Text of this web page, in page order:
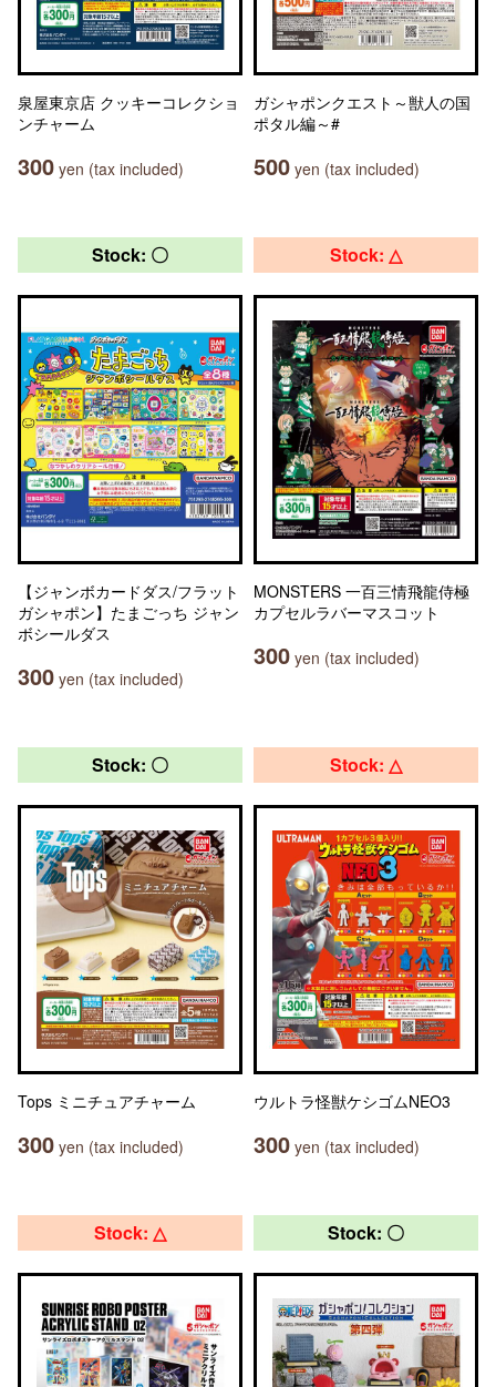
泉屋東京店 クッキーコレクショ
ンチャーム
300 yen (tax included)
ガシャポンクエスト～獣人の国
ポタル編～#
500 yen (tax included)
Stock: 〇
【ジャンボカードダス/フラット
ガシャポン】たまごっち ジャン
ボシールダス
300 yen (tax included)
Stock: △
MONSTERS 一百三情飛龍侍極
カプセルラバーマスコット
300 yen (tax included)
Stock: 〇
Tops ミニチュアチャーム
300 yen (tax included)
Stock: △
ウルトラ怪獣ケシゴムNEO3
300 yen (tax included)
Stock: △ Stock: 〇